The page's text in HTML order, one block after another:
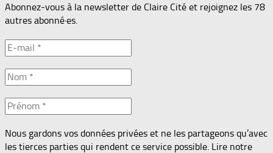
Abonnez-vous à la newsletter de Claire Cité et rejoignez les 78
autres abonné·es.
Nous gardons vos données privées et ne les partageons qu’avec
les tierces parties qui rendent ce service possible. Lire notre